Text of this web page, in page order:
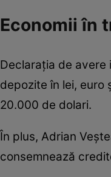
Economii în
Declarația de avere
depozite în lei, euro
20.000 de dolari.
În plus, Adrian
consemnează